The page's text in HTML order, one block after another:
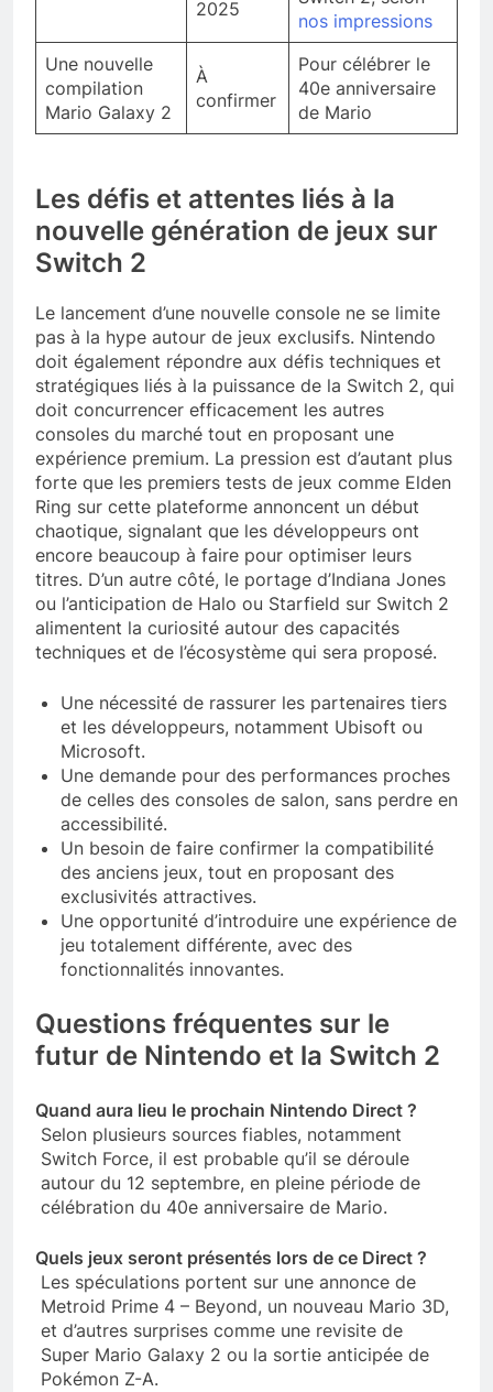
2025
nos impressions
Une nouvelle
compilation
Mario Galaxy 2
À
confirmer
Pour célébrer le
40e anniversaire
de Mario
Les défis et attentes liés à la
nouvelle génération de jeux sur
Switch 2
Le lancement d’une nouvelle console ne se limite
pas à la hype autour de jeux exclusifs. Nintendo
doit également répondre aux défis techniques et
stratégiques liés à la puissance de la Switch 2, qui
doit concurrencer efficacement les autres
consoles du marché tout en proposant une
expérience premium. La pression est d’autant plus
forte que les premiers tests de jeux comme Elden
Ring sur cette plateforme annoncent un début
chaotique, signalant que les développeurs ont
encore beaucoup à faire pour optimiser leurs
titres. D’un autre côté, le portage d’Indiana Jones
ou l’anticipation de Halo ou Starfield sur Switch 2
alimentent la curiosité autour des capacités
techniques et de l’écosystème qui sera proposé.
Une nécessité de rassurer les partenaires tiers
et les développeurs, notamment Ubisoft ou
Microsoft.
Une demande pour des performances proches
de celles des consoles de salon, sans perdre en
accessibilité.
Un besoin de faire confirmer la compatibilité
des anciens jeux, tout en proposant des
exclusivités attractives.
Une opportunité d’introduire une expérience de
jeu totalement différente, avec des
fonctionnalités innovantes.
Questions fréquentes sur le
futur de Nintendo et la Switch 2
Quand aura lieu le prochain Nintendo Direct ?
Selon plusieurs sources fiables, notamment
Switch Force, il est probable qu’il se déroule
autour du 12 septembre, en pleine période de
célébration du 40e anniversaire de Mario.
Quels jeux seront présentés lors de ce Direct ?
Les spéculations portent sur une annonce de
Metroid Prime 4 – Beyond, un nouveau Mario 3D,
et d’autres surprises comme une revisite de
Super Mario Galaxy 2 ou la sortie anticipée de
Pokémon Z-A.